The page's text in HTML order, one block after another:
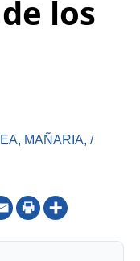
los
, MAÑARIA, /